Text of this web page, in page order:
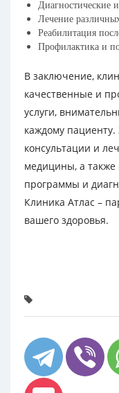
Диагностические
Лечение
Реабилитация
Профилактика и
В заключение,
качественные и
услуги,
каждому
консультации и
медицины, а также
программы и
Клиника Атлас –
вашего здоровья.